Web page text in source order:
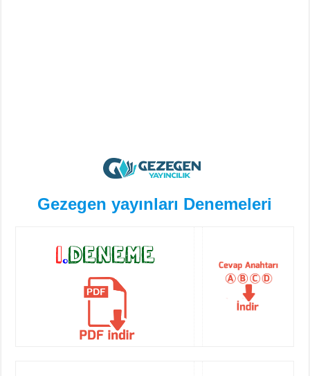
Gezegen yayınları Denemeleri